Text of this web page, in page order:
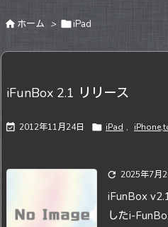
 ホーム > iPad
iFunBox 2.1 リリース
 2012年11月24日  iPad ,
 2025年7月
iFunBox
したi-